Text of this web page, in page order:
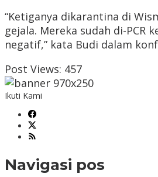
“Ketiganya dikarantina di
gejala. Mereka sudah di-PCR
negatif,” kata Budi dalam
Post Views: 457
Ikuti Kami
Navigasi pos